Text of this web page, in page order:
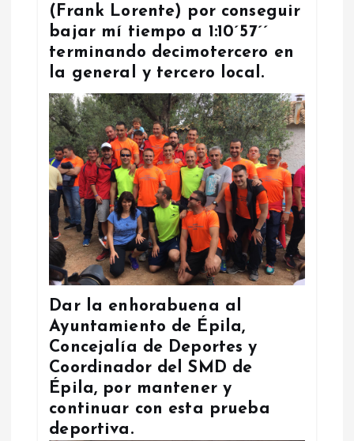
(Frank Lorente) por conseguir
bajar mí tiempo a 1:10´57´´
terminando decimotercero en
la general y tercero local.
Dar la enhorabuena al
Ayuntamiento de Épila,
Concejalía de Deportes y
Coordinador del SMD de
Épila, por mantener y
continuar con esta prueba
deportiva.